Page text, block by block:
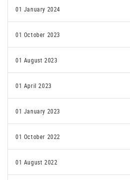
01 January 2024
01 October 2023
01 August 2023
01 April 2023
01 January 2023
01 October 2022
01 August 2022